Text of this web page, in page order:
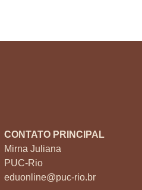
CONTATO PRINCIPAL
Mirna Juliana
PUC-Rio
eduonline@puc-rio.br